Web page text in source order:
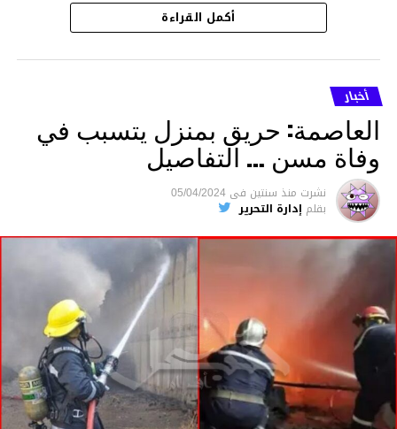
هذا وقد تمكن أعوان مركز الأمن الوطني بحي
هلال في توقيت قياسي من محاصرة المشتبه به
والقبض عليه وإحالته على التحقيق في خصوص
ما نُسبه إليه.
متابعة
قسم الاخبار
أكمل القراءة
أخبار
العاصمة: حريق بمنزل يتسبب في
وفاة مسن … التفاصيل
نشرت منذ سنتين فى 05/04/2024
بقلم إدارة التحرير